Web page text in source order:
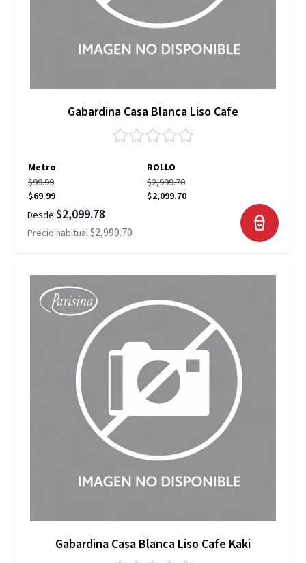
Gabardina Casa Blanca Liso Cafe
Metro
ROLLO
$99.99
$69.99
$2,999.70
$2,099.70
Desde $2,099.78
Precio habitual$2,999.70
Gabardina Casa Blanca Liso Cafe Kaki